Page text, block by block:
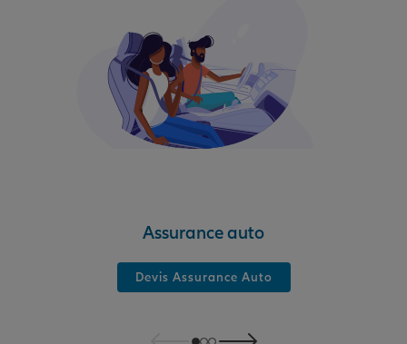
Assurance auto
Devis Assurance Auto